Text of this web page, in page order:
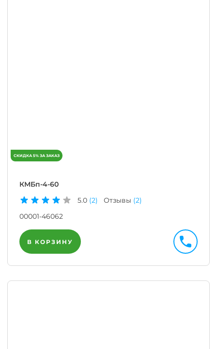
КМБп-4-60
5.0 (2) Отзывы (2)
00001-46062
В КОРЗИНУ